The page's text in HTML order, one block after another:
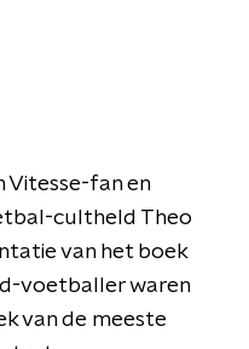
Vitesse-fan en
cultheld Theo
van het boek
voetballer waren
van de meeste